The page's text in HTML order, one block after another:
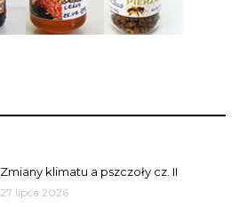
Zmiany klimatu a pszczoły cz. II
27 lipca 2026